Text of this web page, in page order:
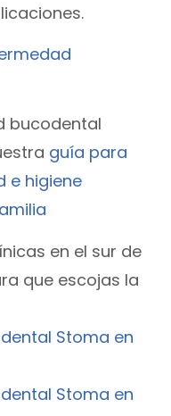
bucodental
guía para
e higiene
en el sur de
que escojas la
Stoma en
Stoma en